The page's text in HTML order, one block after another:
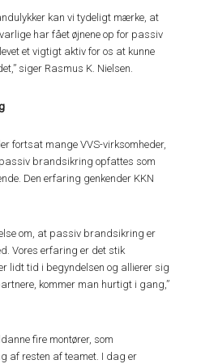
kan vi tydeligt mærke, at
har fået øjnene op for passiv
et vigtigt aktiv for os at kunne
siger Rasmus K. Nielsen.
fortsat mange VVS-virksomheder,
brandsikring opfattes som
Den erfaring genkender KKN
om, at passiv brandsikring er
Vores erfaring er det stik
lidt tid i begyndelsen og allierer sig
kommer man hurtigt i gang,”
fire montører, som
af resten af teamet. I dag er